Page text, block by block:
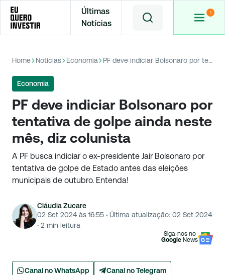
Últimas
Notícias
Home Notícias Economia PF deve indiciar Bolsonaro por tentativa de golpe ainda neste mês, diz colunista
Economia
PF deve indiciar Bolsonaro por
tentativa de golpe ainda neste
mês, diz colunista
A PF busca indiciar o ex-presidente Jair Bolsonaro por
tentativa de golpe de Estado antes das eleições
municipais de outubro. Entenda!
Cláudia Zucare
02 Set 2024 às 16:55 · Última atualização: 02 Set 2024
· 2 min leitura
Siga-nos no
Google News
Canal no WhatsApp Canal no Telegram